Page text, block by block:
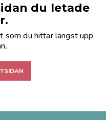
du letade
som du hittar längst upp